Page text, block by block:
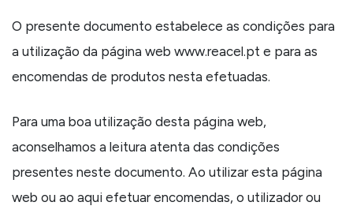
O presente documento estabelece as condições para
a utilização da página web www.reacel.pt e para as
encomendas de produtos nesta efetuadas.
Para uma boa utilização desta página web,
aconselhamos a leitura atenta das condições
presentes neste documento. Ao utilizar esta página
web ou ao aqui efetuar encomendas, o utilizador ou